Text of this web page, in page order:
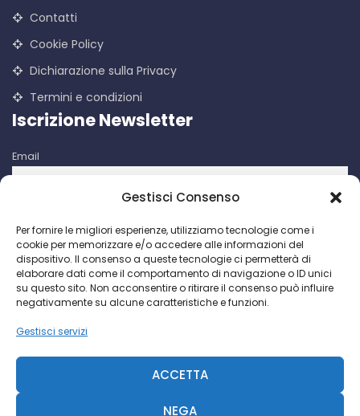
Gestisci Consenso
Per fornire le migliori esperienze, utilizziamo tecnologie come i
cookie per memorizzare e/o accedere alle informazioni del
dispositivo. Il consenso a queste tecnologie ci permetterà di
elaborare dati come il comportamento di navigazione o ID unici
su questo sito. Non acconsentire o ritirare il consenso può influire
negativamente su alcune caratteristiche e funzioni.
Gestisci servizi
ACCETTA
NEGA
Contatti
Cookie Policy
Dichiarazione sulla Privacy
Termini e condizioni
Iscrizione Newsletter
Email
raccolti verranno utilizzati per attività di comunicazioni
promozionali da parte di Facco Giuseppe & C. S.p.a.
R.S. Trib. MI N. 69935-2092-845 - Cap. Soc. € 468.000 -